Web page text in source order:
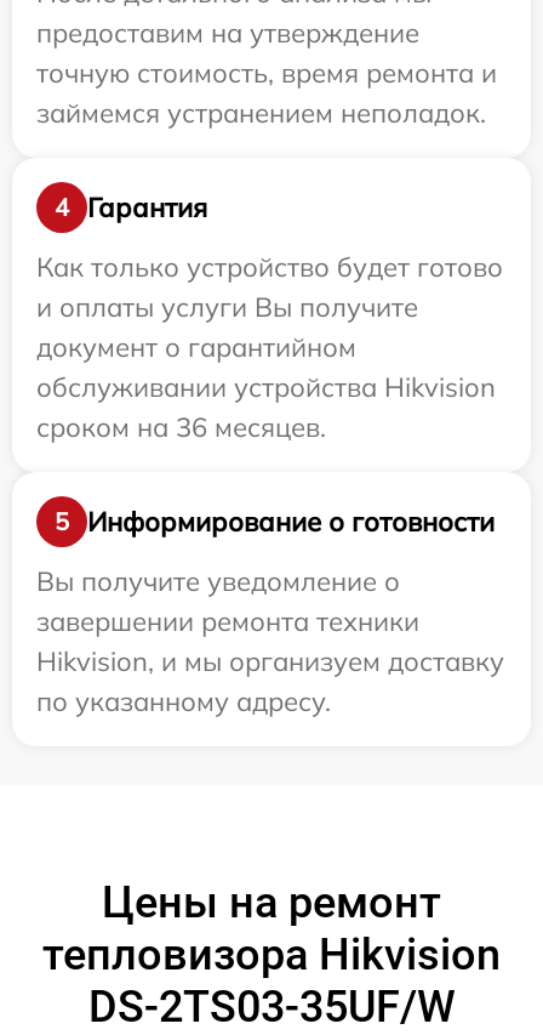
предоставим на утверждение
точную стоимость, время ремонта и
займемся устранением неполадок.
4
Гарантия
Как только устройство будет готово
и оплаты услуги Вы получите
документ о гарантийном
обслуживании устройства Hikvision
сроком на 36 месяцев.
5
Информирование о готовности
Вы получите уведомление о
завершении ремонта техники
Hikvision, и мы организуем доставку
по указанному адресу.
Цены на ремонт
тепловизора Hikvision
DS-2TS03-35UF/W